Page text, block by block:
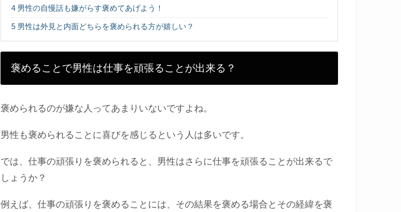
4 男性の自慢話も嫌がらす褒めてあげよう！
5 男性は外見と内面どちらを褒められる方が嬉しい？
褒めることで男性は仕事を頑張ることが出来る？
褒められるのが嫌な人ってあまりいないですよね。
男性も褒められることに喜びを感じるという人は多いです。
では、仕事の頑張りを褒められると、男性はさらに仕事を頑張ることが出来るで
しょうか？
例えば、仕事の頑張りを褒めることには、その結果を褒める場合とその経緯を褒